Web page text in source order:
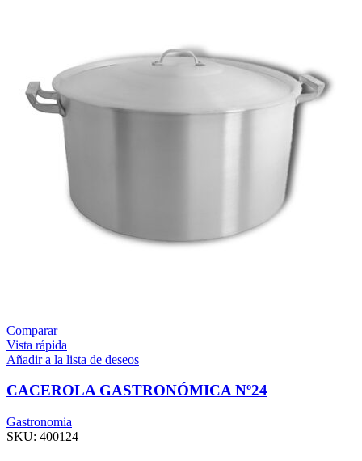
Comparar
Vista rápida
Añadir a la lista de deseos
CACEROLA GASTRONÓMICA Nº24
Gastronomia
SKU: 400124